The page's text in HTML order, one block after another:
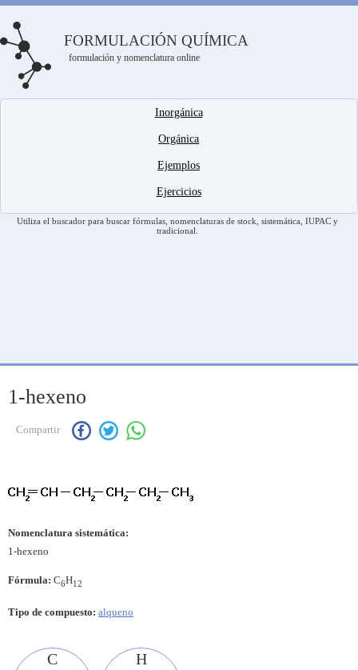
FORMULACIÓN QUÍMICA
formulación y nomenclatura online
Inorgánica
Orgánica
Ejemplos
Ejercicios
Utiliza el buscador para buscar fórmulas, nomenclaturas de stock, sistemática, IUPAC y
tradicional.
1-hexeno
Compartir
Nomenclatura sistemática:
1-hexeno
Fórmula: C6H12
Tipo de compuesto: alqueno
C H